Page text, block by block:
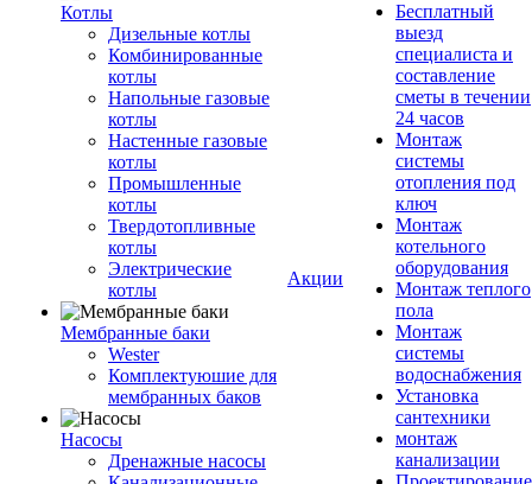
Котлы
Дизельные котлы
Комбинированные
котлы
Напольные газовые
котлы
Настенные газовые
котлы
Промышленные
котлы
Твердотопливные
котлы
Электрические
котлы
Мембранные баки
Wester
Комплектуюшие для
мембранных баков
Насосы
Дренажные насосы
Акции
Бесплатный
выезд
специалиста и
составление
сметы в течении
24 часов
Монтаж
системы
отопления под
ключ
Монтаж
котельного
оборудования
Монтаж теплого
пола
Монтаж
системы
водоснабжения
Установка
сантехники
монтаж
канализации